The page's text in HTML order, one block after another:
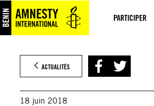
PARTICIPER
au
contenu
ACTUALITÉS
18 juin 2018